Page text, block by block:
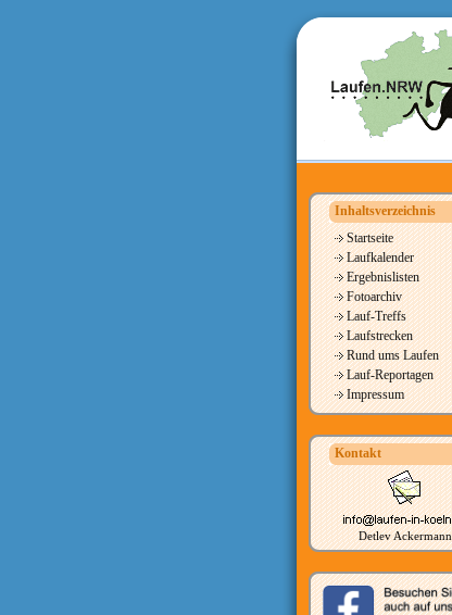
Inhaltsverzeichnis
Startseite
Laufkalender
Ergebnislisten
Fotoarchiv
Lauf-Treffs
Laufstrecken
Rund ums Laufen
Lauf-Reportagen
Impressum
Kontakt
Detlev Ackermann